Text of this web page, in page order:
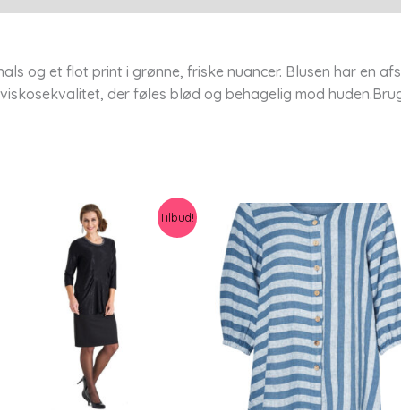
Green
-
Neuf
antal
og et flot print i grønne, friske nuancer. Blusen har en
der føles blød og behagelig mod
Tilbud!